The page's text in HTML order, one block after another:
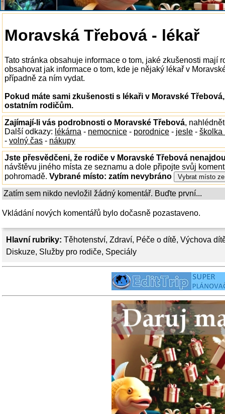
Hlavní rubriky: Těhotenství, Zdraví, Péče o dítě, Výchova
Diskuze, Služby pro rodiče, Speciály
Moravská Třebová - lékař
Tato stránka obsahuje informace o tom, jaké zkušenosti mají
obsahovat jak informace o tom, kde je nějaký lékař v
případně za ním vydat.
Pokud máte sami zkušenosti s lékaři v Moravské
ostatním rodičům.
Zajímají-li vás podrobnosti o Moravské Třebová,
Další odkazy: lékárna - nemocnice - porodnice - jesle - školka
- volný čas - nákupy
Jste přesvědčeni, že rodiče v Moravské Třebová
návštěvu jiného místa ze seznamu a dole připojte svůj
pohromadě. Vybrané místo: zatím nevybráno
Zatím sem nikdo nevložil žádný komentář. Buďte první...
Vkládání nových komentářů bylo dočasně pozastaveno.